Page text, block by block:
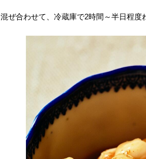
ぜ合わせて、冷蔵庫で2時間～半日程度